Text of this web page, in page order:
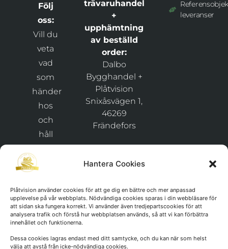
Hantera Cookies
Plåtvision använder cookies för att ge dig en bättre och mer anpassad
upplevelse på vår webbplats. Nödvändiga cookies sparas i din webbläsare för
att sidan ska fungera korrekt. Vi använder även tredjepartscookies för att
analysera trafik och förstå hur webbplatsen används, så att vi kan förbättra
innehållet och funktionerna.
Dessa cookies lagras endast med ditt samtycke, och du kan när som helst
välja att avstå från icke-nödvändiga cookies.
Följ
oss:
Vill du
veta
vad
som
händer
hos
och
håll
uppdaterad
nyheter
och
erbjudanden
trävaruhandel
+
upphämtning
av beställd
order:
Dalbo
Bygghandel +
Plåtvision
Snixåsvägen 1,
46269
Frändefors
Org.nr:
911029-
leveranser